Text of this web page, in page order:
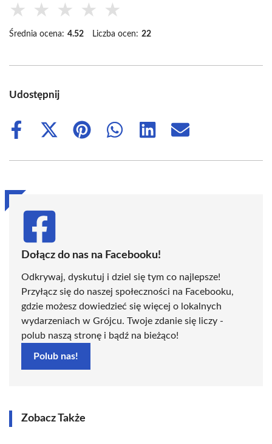
★ ★ ★ ★ ★
Średnia ocena: 4.52 Liczba ocen: 22
Udostępnij
Share
Share
(Twitter)
Share
Share
Share
Share
Dołącz do nas na Facebooku!
Odkrywaj, dyskutuj i dziel się tym co najlepsze!
Przyłącz się do naszej społeczności na Facebooku,
gdzie możesz dowiedzieć się więcej o lokalnych
wydarzeniach w Grójcu. Twoje zdanie się liczy -
polub naszą stronę i bądź na bieżąco!
Polub nas!
Zobacz Także